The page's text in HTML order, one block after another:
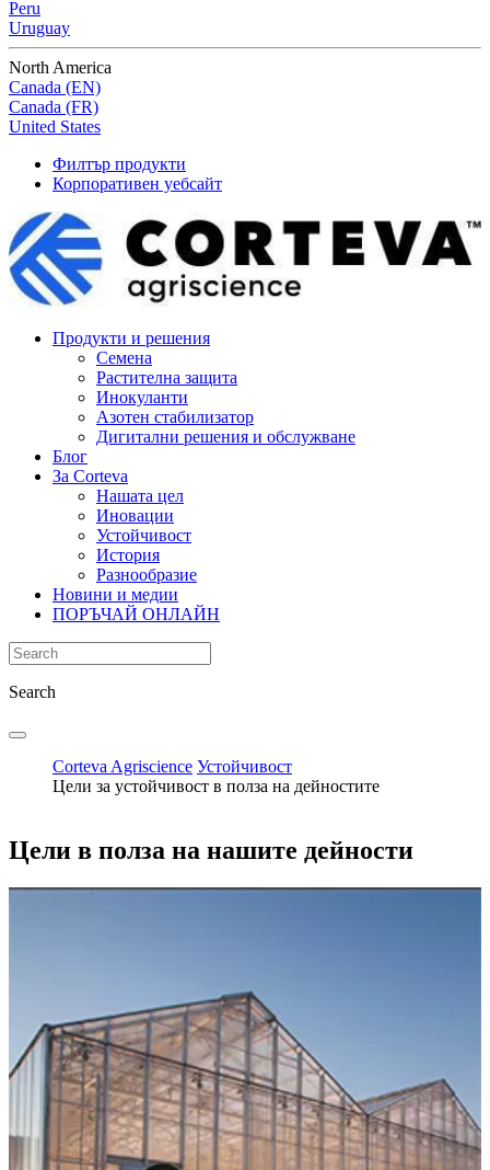
Peru
Uruguay
North America
Canada (EN)
Canada (FR)
United States
Филтър продукти
Корпоративен уебсайт
Продукти и решения
Семена
Растителна защита
Инокуланти
Азотен стабилизатор
Дигитални решения и обслужване
Блог
За Corteva
Нашата цел
Иновации
Устойчивост
История
Разнообразие
Новини и медии
ПОРЪЧАЙ ОНЛАЙН
Search
Corteva Agriscience Устойчивост
Цели за устойчивост в полза на дейностите
Цели в полза на нашите дейности